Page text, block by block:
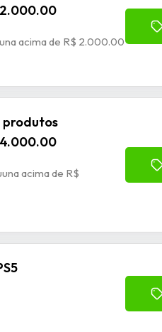
2.000.00
acima de R$ 2.000.00
produtos
4.000.00
acima de R$